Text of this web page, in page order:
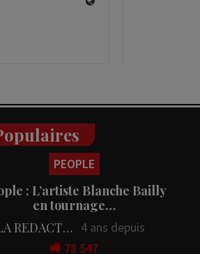
PEOPLE
: L’artiste Blanche Bailly
en tournage…
LA REDACTION
4 ans depuis
78 547